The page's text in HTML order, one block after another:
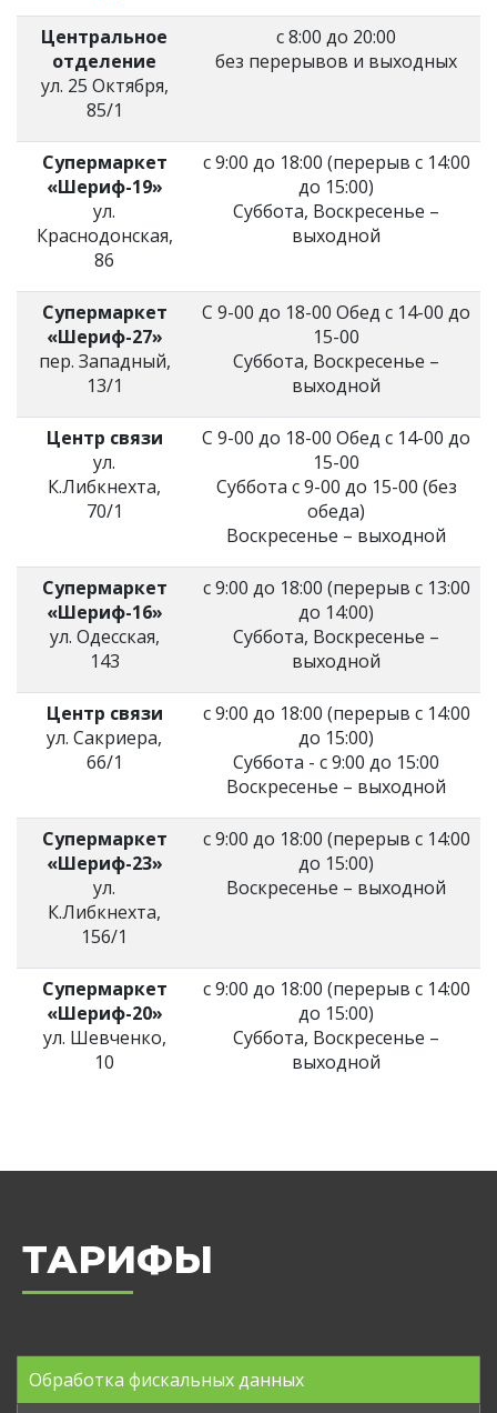
Центральное
отделение
ул. 25 Октября,
85/1
с 8:00 до 20:00
без перерывов и выходных
Супермаркет
«Шериф-19»
ул.
Краснодонская,
86
с 9:00 до 18:00 (перерыв с 14:00
до 15:00)
Суббота, Воскресенье –
выходной
Супермаркет
«Шериф-27»
пер. Западный,
13/1
С 9-00 до 18-00 Обед с 14-00 до
15-00
Суббота, Воскресенье –
выходной
Центр связи
ул.
К.Либкнехта,
70/1
С 9-00 до 18-00 Обед с 14-00 до
15-00
Суббота с 9-00 до 15-00 (без
обеда)
Воскресенье – выходной
Супермаркет
«Шериф-16»
ул. Одесская,
143
с 9:00 до 18:00 (перерыв с 13:00
до 14:00)
Суббота, Воскресенье –
выходной
Центр связи
ул. Сакриера,
66/1
с 9:00 до 18:00 (перерыв с 14:00
до 15:00)
Суббота - с 9:00 до 15:00
Воскресенье – выходной
Супермаркет
«Шериф-23»
ул.
К.Либкнехта,
156/1
с 9:00 до 18:00 (перерыв с 14:00
до 15:00)
Воскресенье – выходной
Супермаркет
«Шериф-20»
ул. Шевченко,
10
с 9:00 до 18:00 (перерыв с 14:00
до 15:00)
Суббота, Воскресенье –
выходной
ТАРИФЫ
Обработка фискальных данных